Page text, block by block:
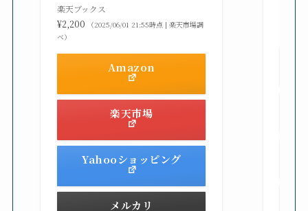
楽天ブックス
¥2,200
（2025/06/01 21:55時点 | 楽天市場調
べ）
Amazon
楽天市場
Yahooショッピング
メルカリ